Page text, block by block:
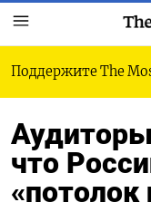
Поддержите The
что
«потолок